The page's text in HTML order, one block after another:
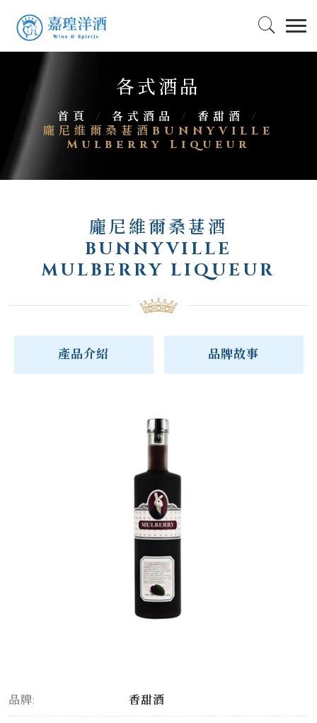
各式酒品
首頁 / 各式酒品 / 香甜酒
/
龐尼維爾桑葚酒BUNNYVILLE
Mulberry Liqueur
龐尼維爾桑葚酒
BUNNYVILLE
MULBERRY LIQUEUR
產品介紹 品牌故事
品牌: 香甜酒